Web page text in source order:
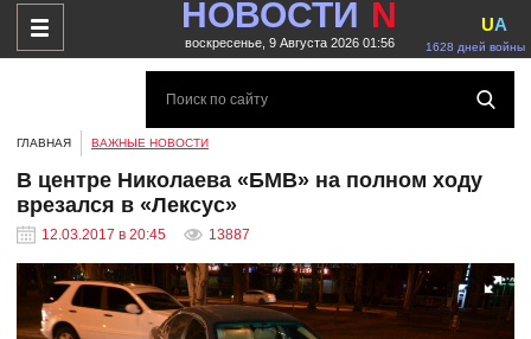
НОВОСТИ N
воскресенье, 9 Августа 2026 01:56 1628 дней войны
UA
ГЛАВНАЯ ВАЖНЫЕ НОВОСТИ
В центре Николаева «БМВ» на полном ходу
врезался в «Лексус»
12.03.2017 в 20:45 13887